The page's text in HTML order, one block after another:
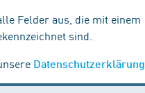
Felder aus, die mit einem
sind.
Datenschutzerklärung